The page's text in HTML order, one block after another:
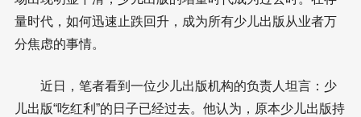
量时代，如何迅速止跌回升，成为所有少儿出版从业者万
分焦虑的事情。
近日，笔者看到一位少儿出版机构的负责人坦言：少
儿出版“吃红利”的日子已经过去。他认为，原本少儿出版持